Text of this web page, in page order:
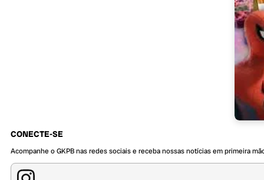
CONECTE-SE
Acompanhe o GKPB nas redes sociais e receba nossas notícias em primeira